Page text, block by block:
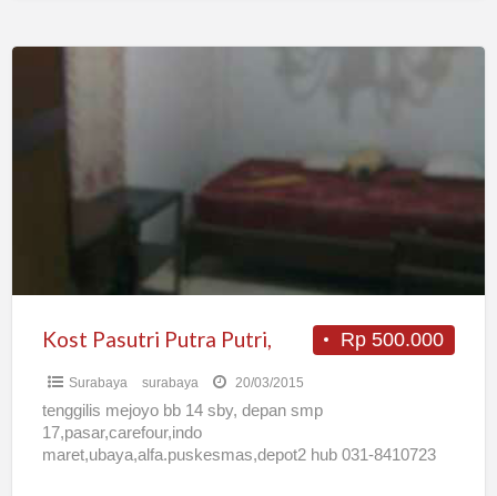
Rp 500.000
Kost Pasutri Putra Putri,
Surabaya surabaya 20/03/2015
tenggilis mejoyo bb 14 sby, depan smp
17,pasar,carefour,indo
maret,ubaya,alfa.puskesmas,depot2 hub 031-8410723